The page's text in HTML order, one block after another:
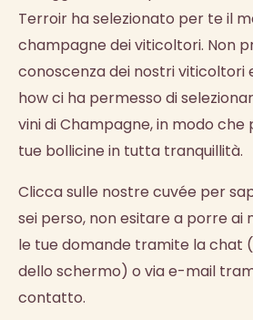
Terroir ha selezionato per te il
champagne dei viticoltori. Non
conoscenza dei nostri viticoltori
how ci ha permesso di
vini di Champagne, in modo che
tue bollicine in tutta tranquillità.
Clicca sulle nostre cuvée per
sei perso, non esitare a porre
le tue domande tramite la chat
dello schermo) o via e-mail
contatto.